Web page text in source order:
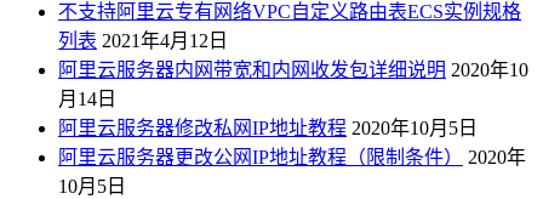
不支持阿里云专有网络VPC自定义路由表ECS实例规格
列表 2021年4月12日
阿里云服务器内网带宽和内网收发包详细说明 2020年10
月14日
阿里云服务器修改私网IP地址教程 2020年10月5日
阿里云服务器更改公网IP地址教程（限制条件）
2020年
10月5日